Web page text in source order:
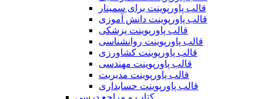
قالب پاورپوینت برای سمینار
قالب پاورپوینت دانش آموزی
قالب پاورپوینت پزشکی
قالب پاورپوینت روانشناسی
قالب پاورپوینت کشاورزی
قالب پاورپوینت مهندسی
قالب پاورپوینت مدیریت
قالب پاورپوینت حسابداری
کتاب و مراجع درسی